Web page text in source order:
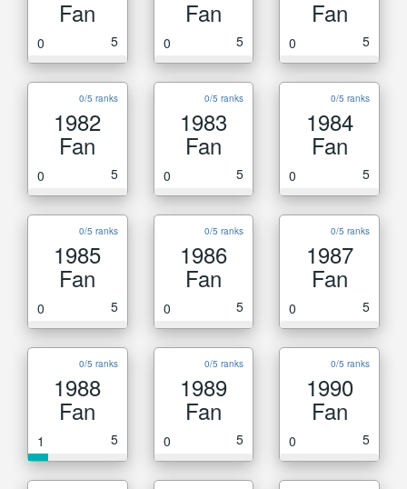
Fan
0 5
Fan
0 5
Fan
0 5
0/5 ranks
1982
Fan
0 5
0/5 ranks
1983
Fan
0 5
0/5 ranks
1984
Fan
0 5
0/5 ranks
1985
Fan
0 5
0/5 ranks
1986
Fan
0 5
0/5 ranks
1987
Fan
0 5
0/5 ranks
1988
Fan
1 5
0/5 ranks
1989
Fan
0 5
0/5 ranks
1990
Fan
0 5